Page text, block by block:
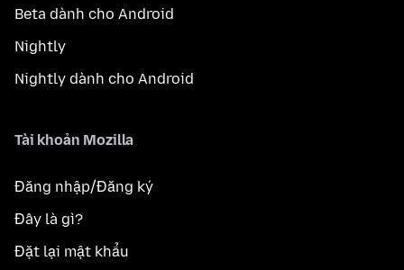
Beta dành cho Android
Nightly
Nightly dành cho Android
Tài khoản Mozilla
Đăng nhập/Đăng ký
Đây là gì?
Đặt lại mật khẩu